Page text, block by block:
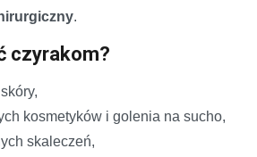
.
czyrakom?
kosmetyków i golenia na sucho,
skaleczeń,